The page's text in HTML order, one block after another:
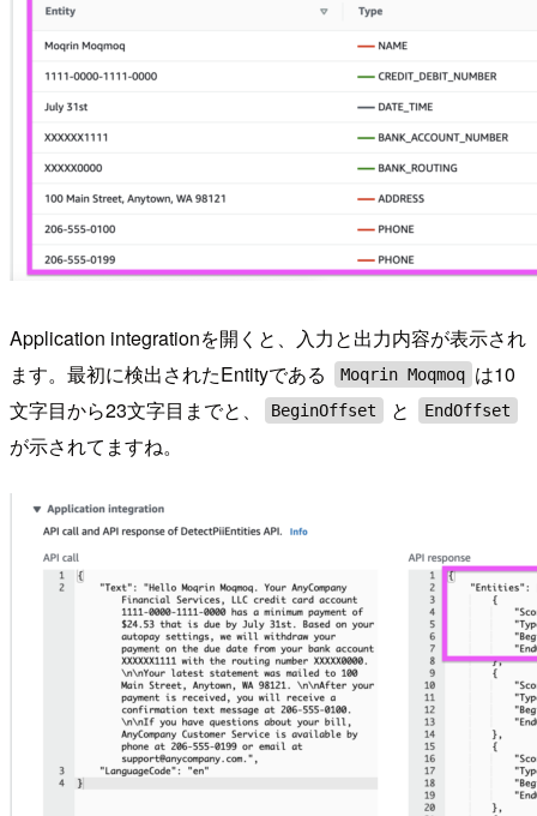
Application integrationを開くと、入力と出力内容が表示され
ます。最初に検出されたEntityである
Moqrin Moqmoq は10
文字目から23文字目までと、
BeginOffset と EndOffset
が示されてますね。